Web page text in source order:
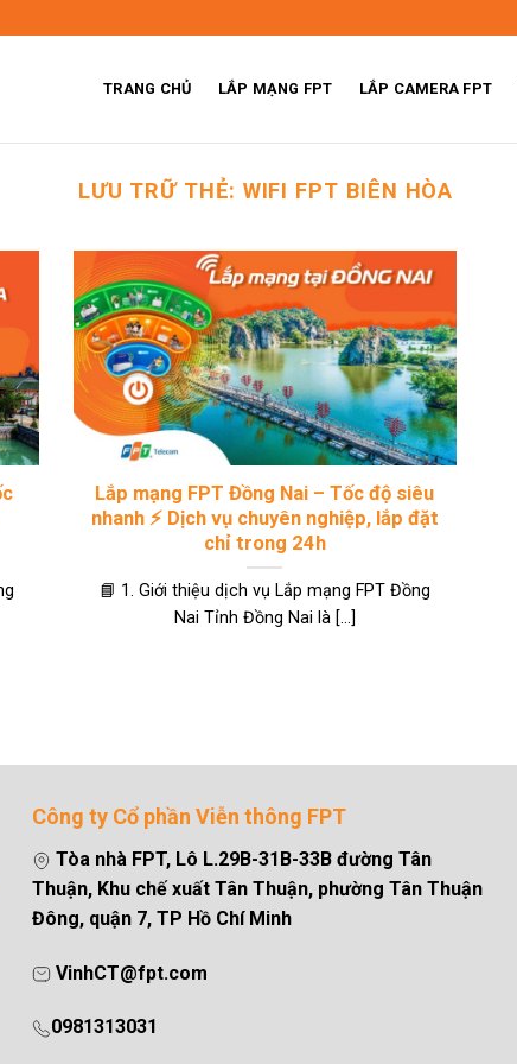
TRANG CHỦ LẮP MẠNG FPT LẮP CAMERA FPT
LƯU TRỮ THẺ: WIFI FPT BIÊN HÒA
Lắp mạng FPT Đồng Nai – Tốc độ siêu
nhanh ⚡ Dịch vụ chuyên nghiệp, lắp đặt
chỉ trong 24h
📘 1. Giới thiệu dịch vụ Lắp mạng FPT Đồng
Nai Tỉnh Đồng Nai là [...]
Công ty Cổ phần Viễn thông FPT
Tòa nhà FPT, Lô L.29B-31B-33B đường Tân
Thuận, Khu chế xuất Tân Thuận, phường Tân Thuận
Đông, quận 7, TP Hồ Chí Minh
VinhCT@fpt.com
0981313031